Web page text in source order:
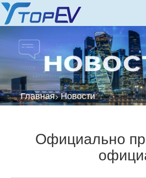
Главная>Новости
Официально